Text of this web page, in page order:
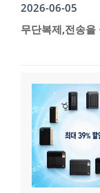
2026-06-05
무단복제,전송을